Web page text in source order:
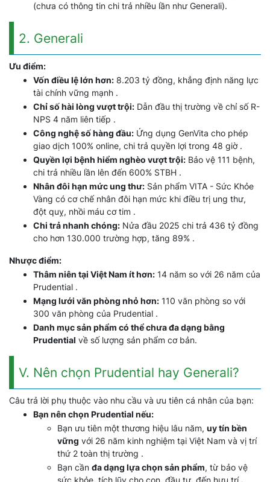
(chưa có thông tin chi trả nhiều lần như Generali).
2. Generali
Ưu điểm:
Vốn điều lệ lớn hơn: 8.203 tỷ đồng, khẳng định năng lực
tài chính vững mạnh .
Chỉ số hài lòng vượt trội: Dẫn đầu thị trường về chỉ số R-
NPS 4 năm liên tiếp .
Công nghệ số hàng đầu: Ứng dụng GenVita cho phép
giao dịch 100% online, chi trả quyền lợi trong 48 giờ .
Quyền lợi bệnh hiểm nghèo vượt trội: Bảo vệ 111 bệnh,
chi trả nhiều lần lên đến 600% STBH .
Nhân đôi hạn mức ung thư: Sản phẩm VITA - Sức Khỏe
Vàng có cơ chế nhân đôi hạn mức khi điều trị ung thư,
đột quỵ, nhồi máu cơ tim .
Chi trả nhanh chóng: Nửa đầu 2025 chi trả 436 tỷ đồng
cho hơn 130.000 trường hợp, tăng 89% .
Nhược điểm:
Thâm niên tại Việt Nam ít hơn: 14 năm so với 26 năm của
Prudential .
Mạng lưới văn phòng nhỏ hơn: 110 văn phòng so với
300 văn phòng của Prudential .
Danh mục sản phẩm có thể chưa đa dạng bằng
Prudential về số lượng sản phẩm cơ bản.
V. Nên chọn Prudential hay Generali?
Câu trả lời phụ thuộc vào nhu cầu và ưu tiên cá nhân của bạn:
Bạn nên chọn Prudential nếu:
Bạn ưu tiên một thương hiệu lâu năm, uy tín bền
vững với 26 năm kinh nghiệm tại Việt Nam và vị trí
thứ 2 toàn thị trường .
Bạn cần đa dạng lựa chọn sản phẩm, từ bảo vệ
sức khỏe, tích lũy cho con, đầu tư, đến hưu trí .